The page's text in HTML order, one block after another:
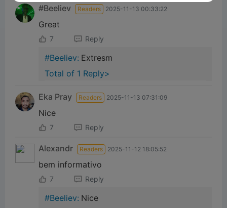
#Beeliev Readers 2025-11-13 00:33:22
Great
7 Reply
#Beeliev: Extresm
Total of 1 Reply>
Eka Pray Readers 2025-11-13 07:31:09
Nice
7 Reply
Alexandr Readers 2025-11-12 18:05:52
bem informativo
7 Reply
#Beeliev: Nice